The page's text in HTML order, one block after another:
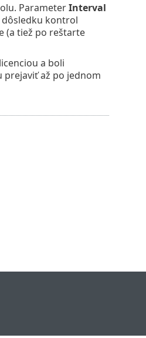
ParameterInterval
dôsledku kontrol
(a tiež po reštarte
a boli
prejaviť až po jednom